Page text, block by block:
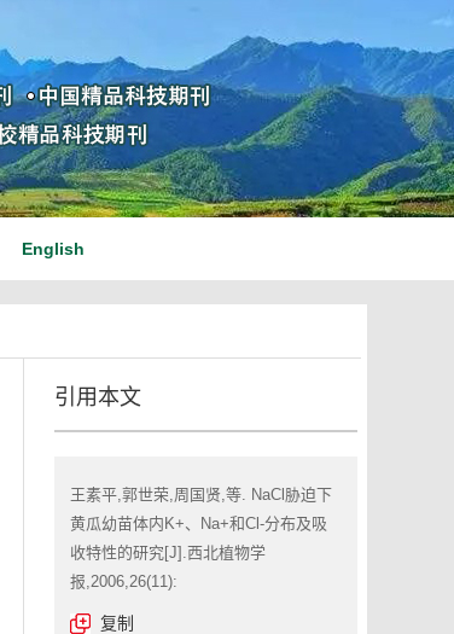
English
引用本文
王素平,郭世荣,周国贤,等. NaCl胁迫下
黄瓜幼苗体内K+、Na+和Cl-分布及吸
收特性的研究[J].西北植物学
报,2006,26(11):
复制